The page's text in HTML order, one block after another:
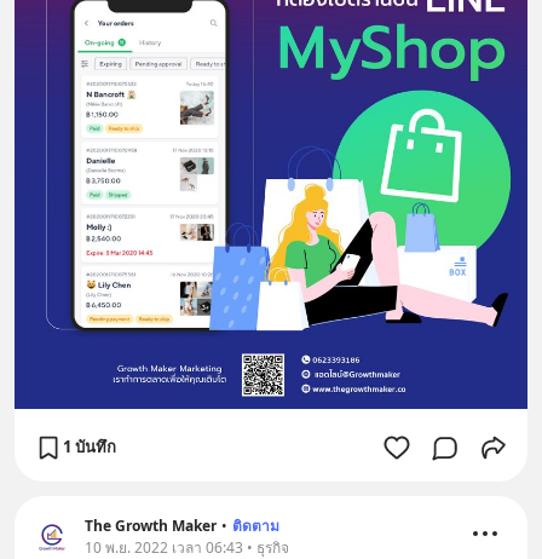
1 บันทึก
The Growth Maker • ติดตาม
10 พ.ย. 2022 เวลา 06:43 • ธุรกิจ